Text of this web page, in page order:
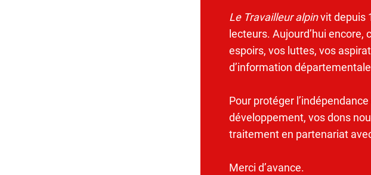
Le Travailleur alpinvit depuis
lecteurs. Aujourd’hui
espoirs, vos luttes, vos
d’information
Pour protéger l’indépendance
développement, vos dons
traitement en partenariat
Merci d’avance.